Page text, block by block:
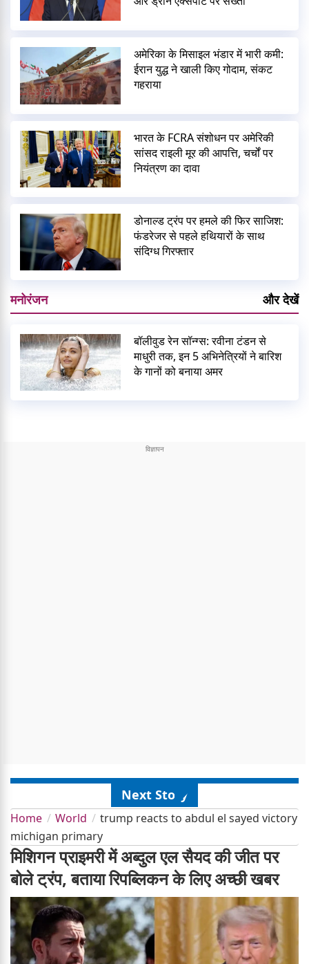
अमेरिका के मिसाइल भंडार में भारी कमी:
ईरान युद्ध ने खाली किए गोदाम, संकट
गहराया
भारत के FCRA संशोधन पर अमेरिकी
सांसद राइली मूर की आपत्ति, चर्चों पर
नियंत्रण का दावा
डोनाल्ड ट्रंप पर हमले की फिर साजिश:
फंडरेजर से पहले हथियारों के साथ
संदिग्ध गिरफ्तार
मनोरंजन और देखें
बॉलीवुड रेन सॉन्ग्स: रवीना टंडन से
माधुरी तक, इन 5 अभिनेत्रियों ने बारिश
के गानों को बनाया अमर
Next Story
Home World
trump reacts to abdul el sayed victory
michigan primary
मिशिगन प्राइमरी में अब्दुल एल सैयद की जीत पर
बोले ट्रंप, बताया रिपब्लिकन के लिए अच्छी खबर